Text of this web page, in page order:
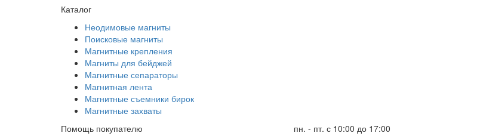
Каталог
Неодимовые магниты
Поисковые магниты
Магнитные крепления
Магниты для бейджей
Магнитные сепараторы
Магнитная лента
Магнитные съемники бирок
Магнитные захваты
Помощь покупателю
пн. - пт. с 10:00 до 17:00